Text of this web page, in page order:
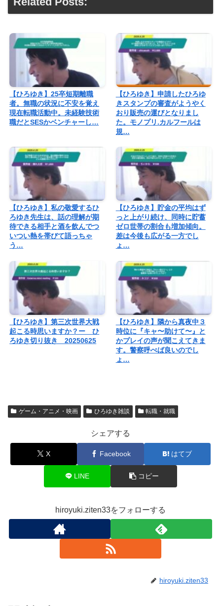
【ひろゆき】25卒短期離職
者。無職の状況に不安を覚え
現在転職活動中。未経験技術
職だとSESかベンチャーし…
【ひろゆき】申請したひろゆ
きスタンプの審査がようやく
おり販売の運びとなりまし
た。モノプリ.カルフールは
規…
【ひろゆき】私の敬愛するひ
ろゆき先生は、話の理解が期
待できる相手と酒を飲んでつ
いつい熱を帯びて語っちゃ
う…
【ひろゆき】貯金の平均はず
っと上がり続け、同時に貯蓄
ゼロ世帯の割合も増加傾向。
差は今後も広がる一方でし
ょ…
【ひろゆき】第三次世界大戦
起こる時思いますか？ー ひ
ろゆき切り抜き 20250625
【ひろゆき】隣から真夜中３
時位に『キャ〜助けて〜』と
かプレイの声が聞こえてきま
す。警察呼べば良いのでし
ょ…
ゲーム・アニメ・映画 ひろゆき雑談 転職・就職
シェアする
X Facebook はてブ
LINE コピー
hiroyuki.ziten33をフォローする
hiroyuki.ziten33